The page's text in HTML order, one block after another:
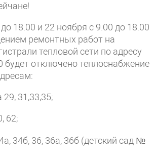
18.00 и 22 ноября с 9.00 до 18.00
ремонтных работ на
тепловой сети по адресу
будет отключено теплоснабжение
31,33,35;
62;
34б, 36, 36а, 36б (детский сад №